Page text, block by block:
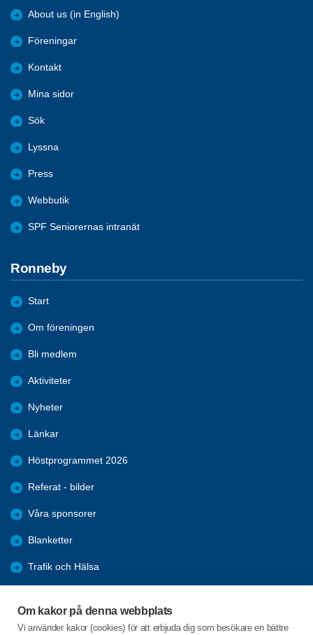
Om kakor på denna webbplats
Vi använder kakor (cookies) för att erbjuda dig som besökare en bättre
About us (in English)
Föreningar
Kontakt
Mina sidor
Sök
Lyssna
Press
Webbutik
SPF Seniorernas intranät
Ronneby
Start
Om föreningen
Bli medlem
Aktiviteter
Nyheter
Länkar
Höstprogrammet 2026
Referat - bilder
Våra sponsorer
Blanketter
Trafik och Hälsa
Föreningars öppna aktiviteter